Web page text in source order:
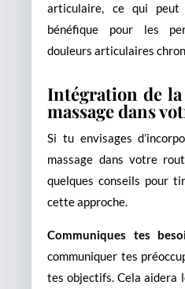
articulaire, ce qui peut
bénéfique pour les
douleurs articulaires
Intégration de
massage dans
Si tu envisages
massage dans votre
quelques conseils pour
cette approche.
Communiques tes
communiquer tes
tes objectifs. Cela aidera